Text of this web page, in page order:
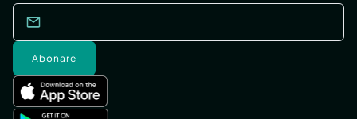
Abonare